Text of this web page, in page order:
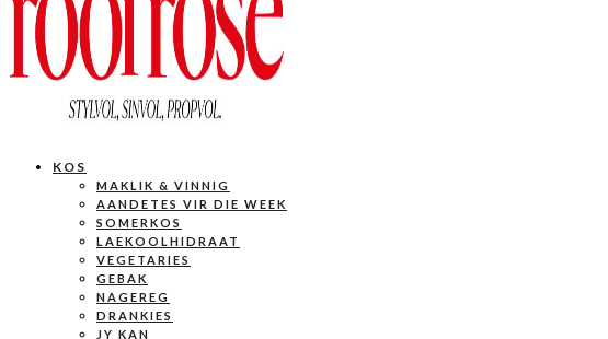
KOS
MAKLIK & VINNIG
AANDETES VIR DIE WEEK
SOMERKOS
LAEKOOLHIDRAAT
VEGETARIES
GEBAK
NAGEREG
DRANKIES
JY KAN